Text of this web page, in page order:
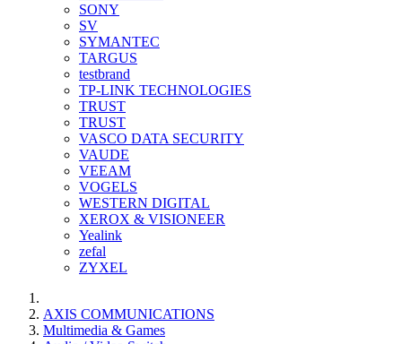
SONY
SV
SYMANTEC
TARGUS
testbrand
TP-LINK TECHNOLOGIES
TRUST
TRUST
VASCO DATA SECURITY
VAUDE
VEEAM
VOGELS
WESTERN DIGITAL
XEROX & VISIONEER
Yealink
zefal
ZYXEL
AXIS COMMUNICATIONS
Multimedia & Games